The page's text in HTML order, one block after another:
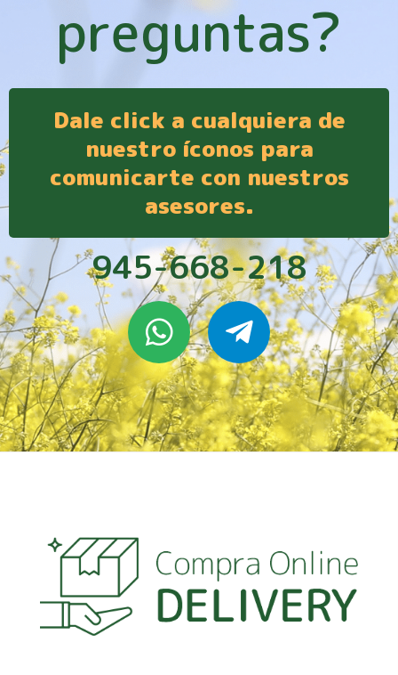
preguntas?
Dale click a cualquiera de
nuestro íconos para
comunicarte con nuestros
asesores.
945-668-218